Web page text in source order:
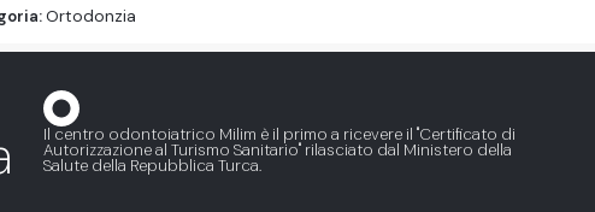
Ortodonzia
Il centro odontoiatrico Milim è il primo a ricevere il "Certificato di
Autorizzazione al Turismo Sanitario" rilasciato dal Ministero della
Salute della Repubblica Turca.